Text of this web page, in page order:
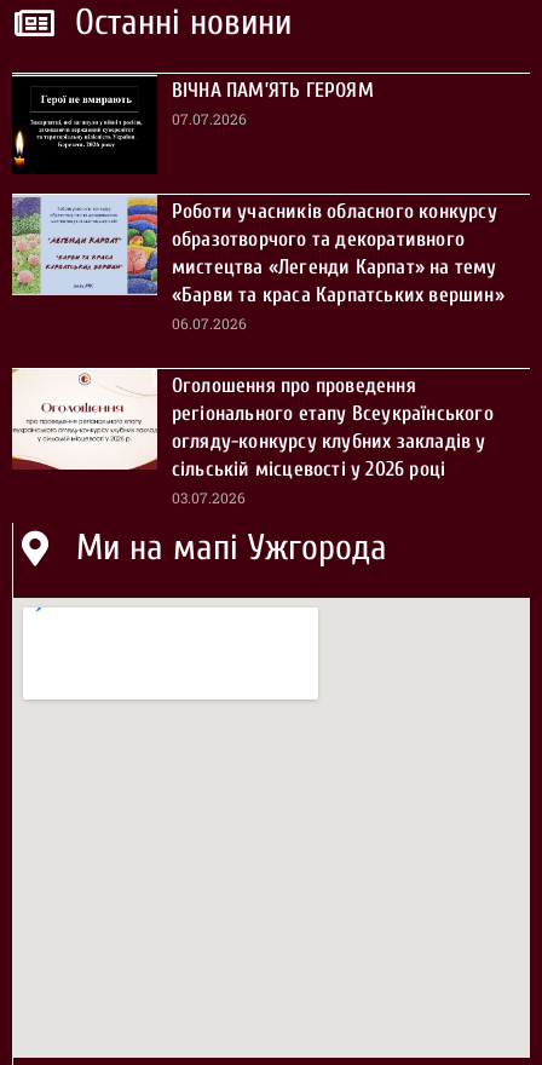
Останні новини
ВІЧНА ПАМ’ЯТЬ ГЕРОЯМ
07.07.2026
Роботи учасників обласного конкурсу
образотворчого та декоративного
мистецтва «Легенди Карпат» на тему
«Барви та краса Карпатських вершин»
06.07.2026
Оголошення про проведення
регіонального етапу Всеукраїнського
огляду-конкурсу клубних закладів у
сільській місцевості у 2026 році
03.07.2026
Ми на мапі Ужгорода